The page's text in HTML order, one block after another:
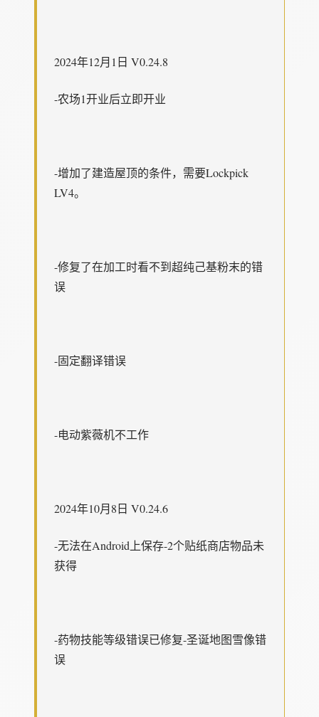
2024年12月1日 V0.24.8
-农场1开业后立即开业
-增加了建造屋顶的条件，需要Lockpick
LV4。
-修复了在加工时看不到超纯己基粉末的错
误
-固定翻译错误
-电动紫薇机不工作
2024年10月8日 V0.24.6
-无法在Android上保存-2个贴纸商店物品未
获得
-药物技能等级错误已修复-圣诞地图雪像错
误